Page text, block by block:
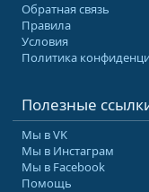
Обратная связь
Правила
Условия
Политика
Полезные
Мы в VK
Мы в Инстаграм
Мы в Facebook
Помощь